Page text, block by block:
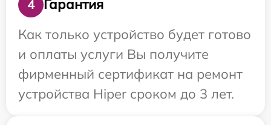
4
Гарантия
Как только устройство будет готово
и оплаты услуги Вы получите
фирменный сертификат на ремонт
устройства Hiper сроком до 3 лет.